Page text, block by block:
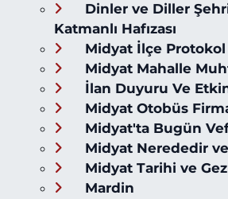
Dinler ve Diller
Katmanlı Hafızası
Midyat İlçe Protokol
Midyat Mahalle
İlan Duyuru Ve
Midyat Otobüs
Midyat'ta Bugün
Midyat Nerededir
Midyat Tarihi ve
Mardin